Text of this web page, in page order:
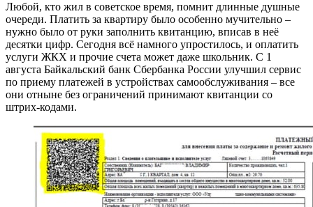
Любой, кто жил в советское время, помнит длинные душные
очереди. Платить за квартиру было особенно мучительно –
нужно было от руки заполнить квитанцию, вписав в неё
десятки цифр. Сегодня всё намного упростилось, и оплатить
услуги ЖКХ и прочие счета может даже школьник. С 1
августа Байкальский банк Сбербанка России улучшил сервис
по приему платежей в устройствах самообслуживания – все
они отныне без ограничений принимают квитанции со
штрих-кодами.